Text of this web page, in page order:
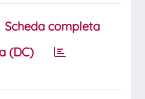
Scheda completa
(DC)